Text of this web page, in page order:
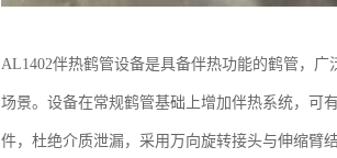
AL1402伴热鹤管设备是具备伴热功能的鹤管，
场景。设备在常规鹤管基础上增加伴热系统，可
件，杜绝介质泄漏，采用万向旋转接头与伸缩臂